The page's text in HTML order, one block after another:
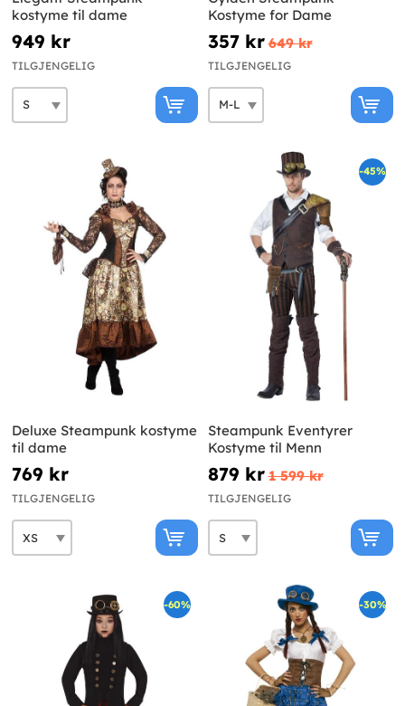
kostyme til dame
949 kr
TILGJENGELIG
Kostyme for Dame
357 kr 649 kr
TILGJENGELIG
Deluxe Steampunk kostyme
til dame
769 kr
TILGJENGELIG
-45%
Steampunk Eventyrer
Kostyme til Menn
879 kr 1 599 kr
TILGJENGELIG
-60% -30%